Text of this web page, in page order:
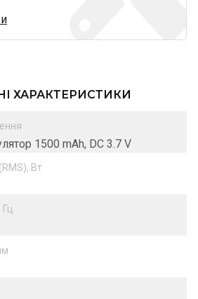
ХАРАКТЕРИСТИКИ
1500 mAh, DC 3.7 V
Вт